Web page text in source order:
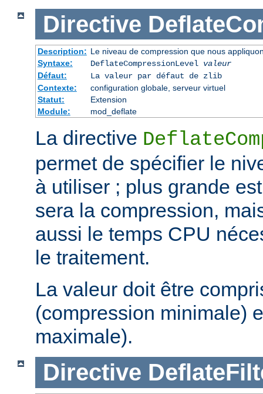
Directive
Description: Le niveau de compression que nous
Syntaxe:
DeflateCompressionLevel valeur
Défaut:
La valeur par défaut de zlib
Contexte:
configuration globale, serveur virtuel
Statut:
Extension
Module:
mod_deflate
La directive
permet de spécifier le
à utiliser ; plus grande
sera la compression,
aussi le temps CPU
le traitement.
La valeur doit être
(compression minimale)
maximale).
Directive